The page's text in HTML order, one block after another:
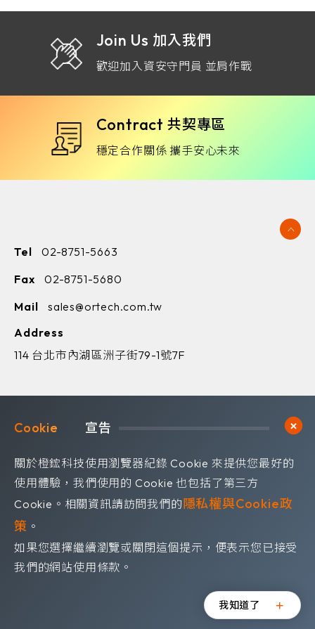
Join Us 加入我們
歡迎加入資安守門員 並肩作戰
Contract 共契專區
穩定合作關係 攜手安心未來
Tel
02-8751-5663
Fax
02-8751-5680
Mail
sales@ortech.com.tw
Address
114 台北市內湖區洲子街79-1號7F
Subscribe 訂閱電子報
宣告
關於橙鋐科技使用瀏覽器紀錄 Cookie 來提供您最好的
使用體驗，我們使用的 Cookie 也包括了第三方
Cookie。相關資訊請訪問我們的隱私權與Cookie政
策 。
如果您選擇繼續瀏覽或關閉這個提示，便表示您已接受
我們的網站使用條款。
我知道了